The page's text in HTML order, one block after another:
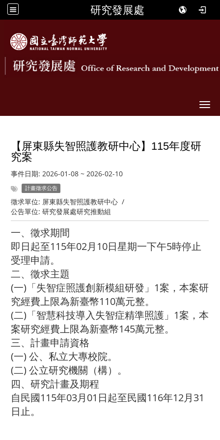
研究發展處
【屏東縣失智照護教研中心】115年度研
究案
事件日期: 2026-01-08 ~ 2026-02-10
計畫徵求公告
徵求單位: 屏東縣失智照護教研中心 /
公告單位: 研究發展處研究推動組
一、徵求期間
即日起至115年02月10日星期一下午5時停止
受理申請。
二、徵求主題
(一)「失智症照護創新模組研發」1案，本案研
究經費上限為新臺幣110萬元整。
(二)「智慧科技導入失智症精準照護」1案，本
案研究經費上限為新臺幣145萬元整。
三、計畫申請資格
(一) 公、私立大專校院。
(二) 公立研究機關（構）。
四、研究計畫及期程
自民國115年03月01日起至民國116年12月31
日止。